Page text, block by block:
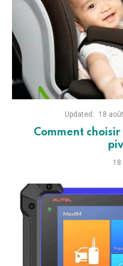
Updated: 18
Comment
18